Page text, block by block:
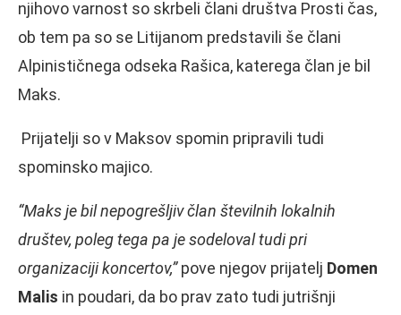
njihovo varnost so skrbeli člani društva Prosti čas,
ob tem pa so se Litijanom predstavili še člani
Alpinističnega odseka Rašica, katerega član je bil
Maks.
Prijatelji so v Maksov spomin pripravili tudi
spominsko majico.
“Maks je bil nepogrešljiv član številnih lokalnih
društev, poleg tega pa je sodeloval tudi pri
organizaciji koncertov,”pove njegov prijatelj Domen
Malis in poudari, da bo prav zato tudi jutrišnji